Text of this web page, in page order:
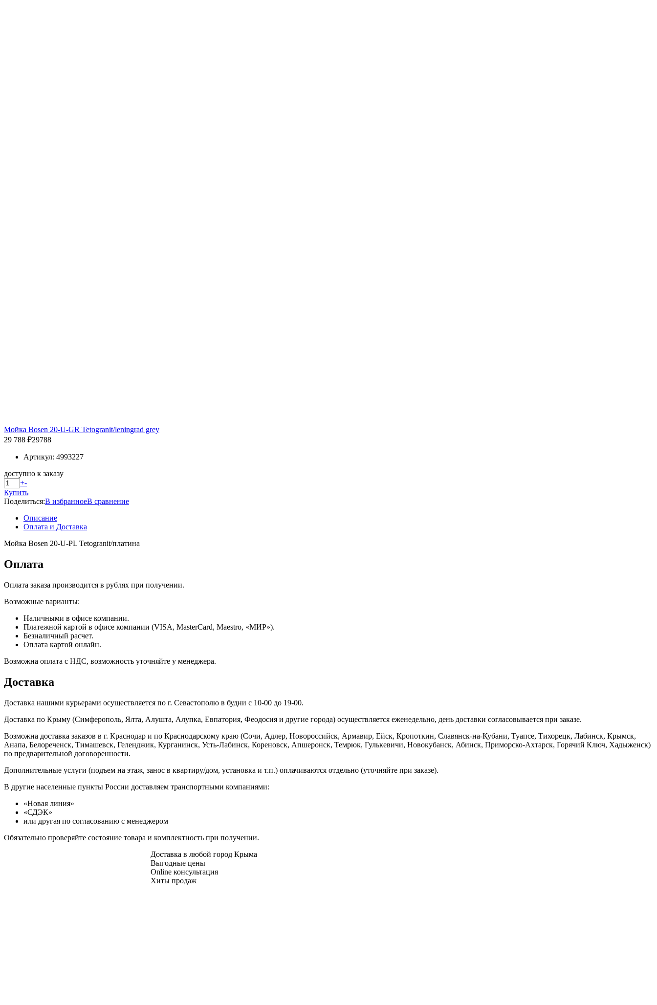
Мойка Bosen 20-U-GR Tetogranit/leningrad grey
29 788 ₽29788
Артикул: 4993227
доступно к заказу
+-
Купить
Поделиться:В избранноеВ сравнение
Описание
Оплата и Доставка
Мойка Bosen 20-U-PL Tetogranit/платина
Оплата
Оплата заказа производится в рублях при получении.
Возможные варианты:
Наличными в офисе компании.
Платежной картой в офисе компании (VISA, MasterCard, Maestro, «МИР»).
Безналичный расчет.
Оплата картой онлайн.
Возможна оплата с НДС, возможность уточняйте у менеджера.
Доставка
Доставка нашими курьерами осуществляется по г. Севастополю в будни с 10-00 до 19-00.
Доставка по Крыму (Симферополь, Ялта, Алушта, Алупка, Евпатория, Феодосия и другие города) осуществляется еженедельно, день доставки согласовывается при заказе.
Возможна доставка заказов в г. Краснодар и по Краснодарскому краю (Сочи, Адлер, Новороссийск, Армавир, Ейск, Кропоткин, Славянск-на-Кубани, Туапсе, Тихорецк, Лабинск, Крымск,
Анапа, Белореченск, Тимашевск, Геленджик, Курганинск, Усть-Лабинск, Кореновск, Апшеронск, Темрюк, Гулькевичи, Новокубанск, Абинск, Приморско-Ахтарск, Горячий Ключ, Хадыженск)
по предварительной договоренности.
Дополнительные услуги (подъем на этаж, занос в квартиру/дом, установка и т.п.) оплачиваются отдельно (уточняйте при заказе).
В другие населенные пункты России доставляем транспортными компаниями:
«Новая линия»
«СДЭК»
или другая по согласованию с менеджером
Обязательно проверяйте состояние товара и комплектность при получении.
Доставка в любой город Крыма
Выгодные цены
Online консультация
Хиты продаж